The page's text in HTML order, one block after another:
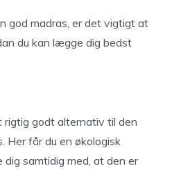
god madras, er det vigtigt at
du kan lægge dig bedst
rigtig godt alternativ til den
Her får du en økologisk
samtidig med, at den er